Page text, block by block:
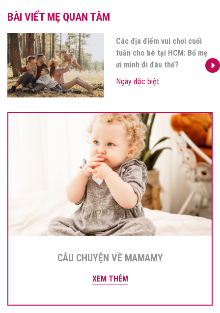
BÀI VIẾT MẸ QUAN TÂM
Các địa điểm vui chơi cuối
tuần cho bé tại HCM: Bố mẹ
ơi mình đi đâu thế?
Ngày đặc biệt
CÂU CHUYỆN VỀ MAMAMY
XEM THÊM